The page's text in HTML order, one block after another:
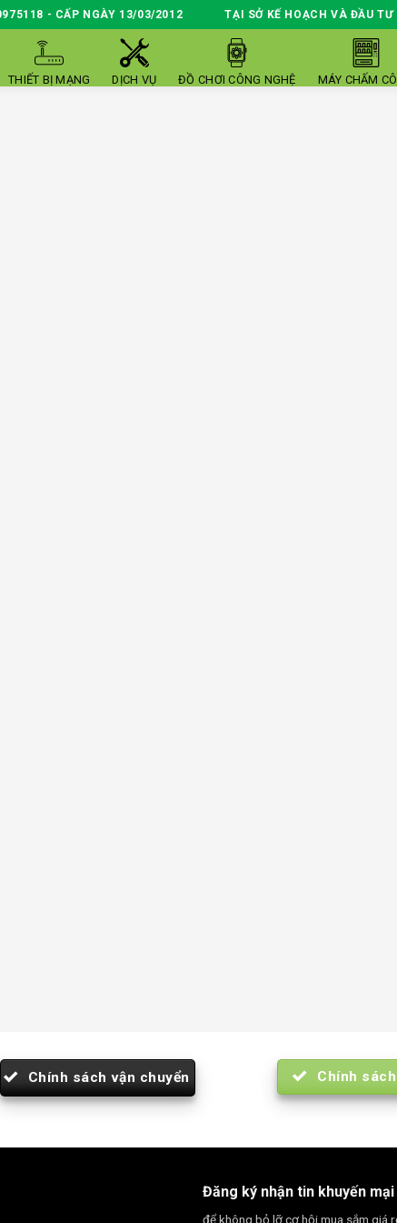
- CẤP NGÀY 13/03/2012 TẠI SỞ KẾ HOẠCH VÀ ĐẦU TƯ
THIẾT BỊ MẠNG DỊCH VỤ ĐỒ CHƠI CÔNG NGHỆ MÁY CHẤM
Chính sách vận chuyển Chính
Đăng ký nhận tin khuyến mại
để không bỏ lỡ cơ hội mua sắm giá